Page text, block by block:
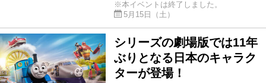
※本イベントは終了しました。
5月15日（土）
シリーズの劇場版では11年
ぶりとなる日本のキャラク
ターが登場！